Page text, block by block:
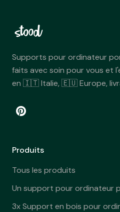
Supports pour ordinateur
faits avec soin pour vous et
en 🇮🇹 Italie, 🇪🇺 Europe,
Produits
Tous les produits
Un support pour ordinateur
3x Support en bois pour